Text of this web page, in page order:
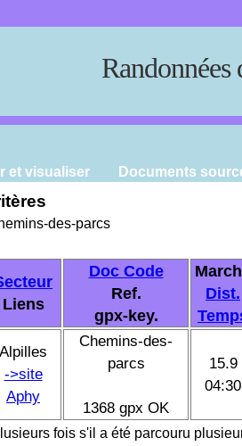
et visualiser Documents
des-parcs
Liens
Doc Code
Ref.
gpx-key.
Dist.
Alpilles
->site
Aphy
Chemins-des-
parcs
1368 gpx OK
15.9
04:30
fois s'il a été parcouru